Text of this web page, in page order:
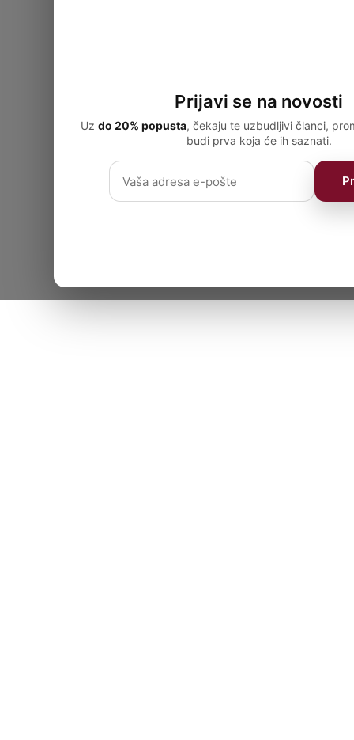
Prijavi se na novosti
Uz do 20% popusta, čekaju te uzbudljivi članci,
budi prva koja će ih saznati.